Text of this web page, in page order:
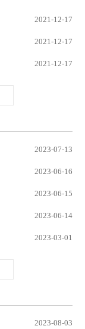
2021-12-17
2021-12-17
2021-12-17
2023-07-13
2023-06-16
2023-06-15
2023-06-14
2023-03-01
2023-08-03